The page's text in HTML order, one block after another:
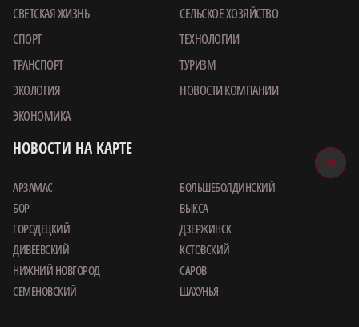
СВЕТСКАЯ ЖИЗНЬ
СЕЛЬСКОЕ ХОЗЯЙСТВО
СПОРТ
ТЕХНОЛОГИИ
ТРАНСПОРТ
ТУРИЗМ
ЭКОЛОГИЯ
НОВОСТИ КОМПАНИИ
ЭКОНОМИКА
НОВОСТИ НА КАРТЕ
АРЗАМАС
БОЛЬШЕБОЛДИНСКИЙ
БОР
ВЫКСА
ГОРОДЕЦКИЙ
ДЗЕРЖИНСК
ДИВЕЕВСКИЙ
КСТОВСКИЙ
НИЖНИЙ НОВГОРОД
САРОВ
СЕМЕНОВСКИЙ
ШАХУНЬЯ